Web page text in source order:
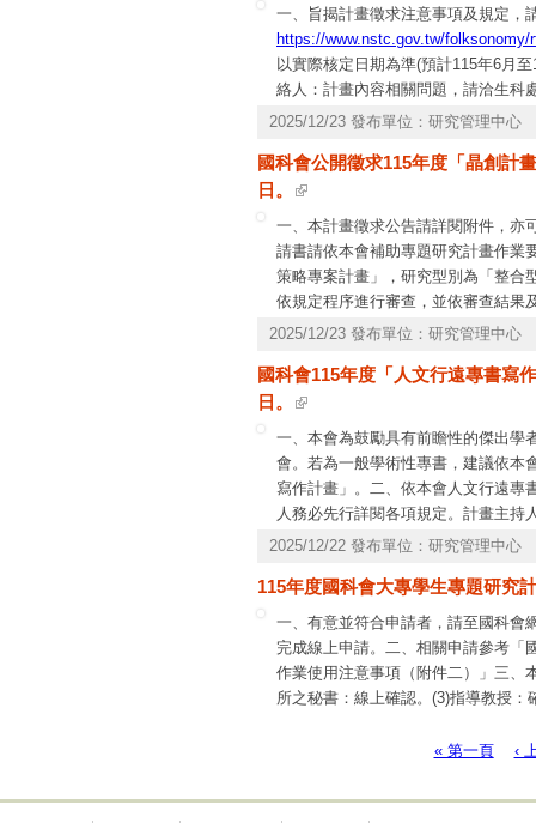
一、旨揭計畫徵求注意事項及規定，
https://www.nstc.gov.tw/folksonomy/
以實際核定日期為準(預計115年6月
絡人：計畫內容相關問題，請洽生科
作問題，請洽資訊系統服務專線，電
2025/12/23 發布單位：研究管理中心
國科會公開徵求115年度「晶創計
日。
一、本計畫徵求公告請詳閱附件，亦
請書請依本會補助專題研究計畫作業
策略專案計畫」，研究型別為「整合
依規定程序進行審查，並依審查結果
義：請洽本會自然處郭廷洋助理研究
2025/12/23 發布單位：研究管理中心
國科會115年度「人文行遠專書寫
日。
一、本會為鼓勵具有前瞻性的傑出學
會。若為一般學術性專書，建議依本
寫作計畫」。二、依本會人文行遠專
人務必先行詳閱各項規定。計畫主
月1日開始。本案經核定通過後，計
構應切實審查計畫主持人之資格條件
專書之出版情況，符合者始得將其
2025/12/22 發布單位：研究管理中心
115年度國科會大專學生專題研究
一、有意並符合申請者，請至國科會
完成線上申請。二、相關申請參考「
作業使用注意事項（附件二）」三、
所之秘書：線上確認。(3)指導教授
取得六小時之上課證明。本校學士生
« 第一頁 ‹